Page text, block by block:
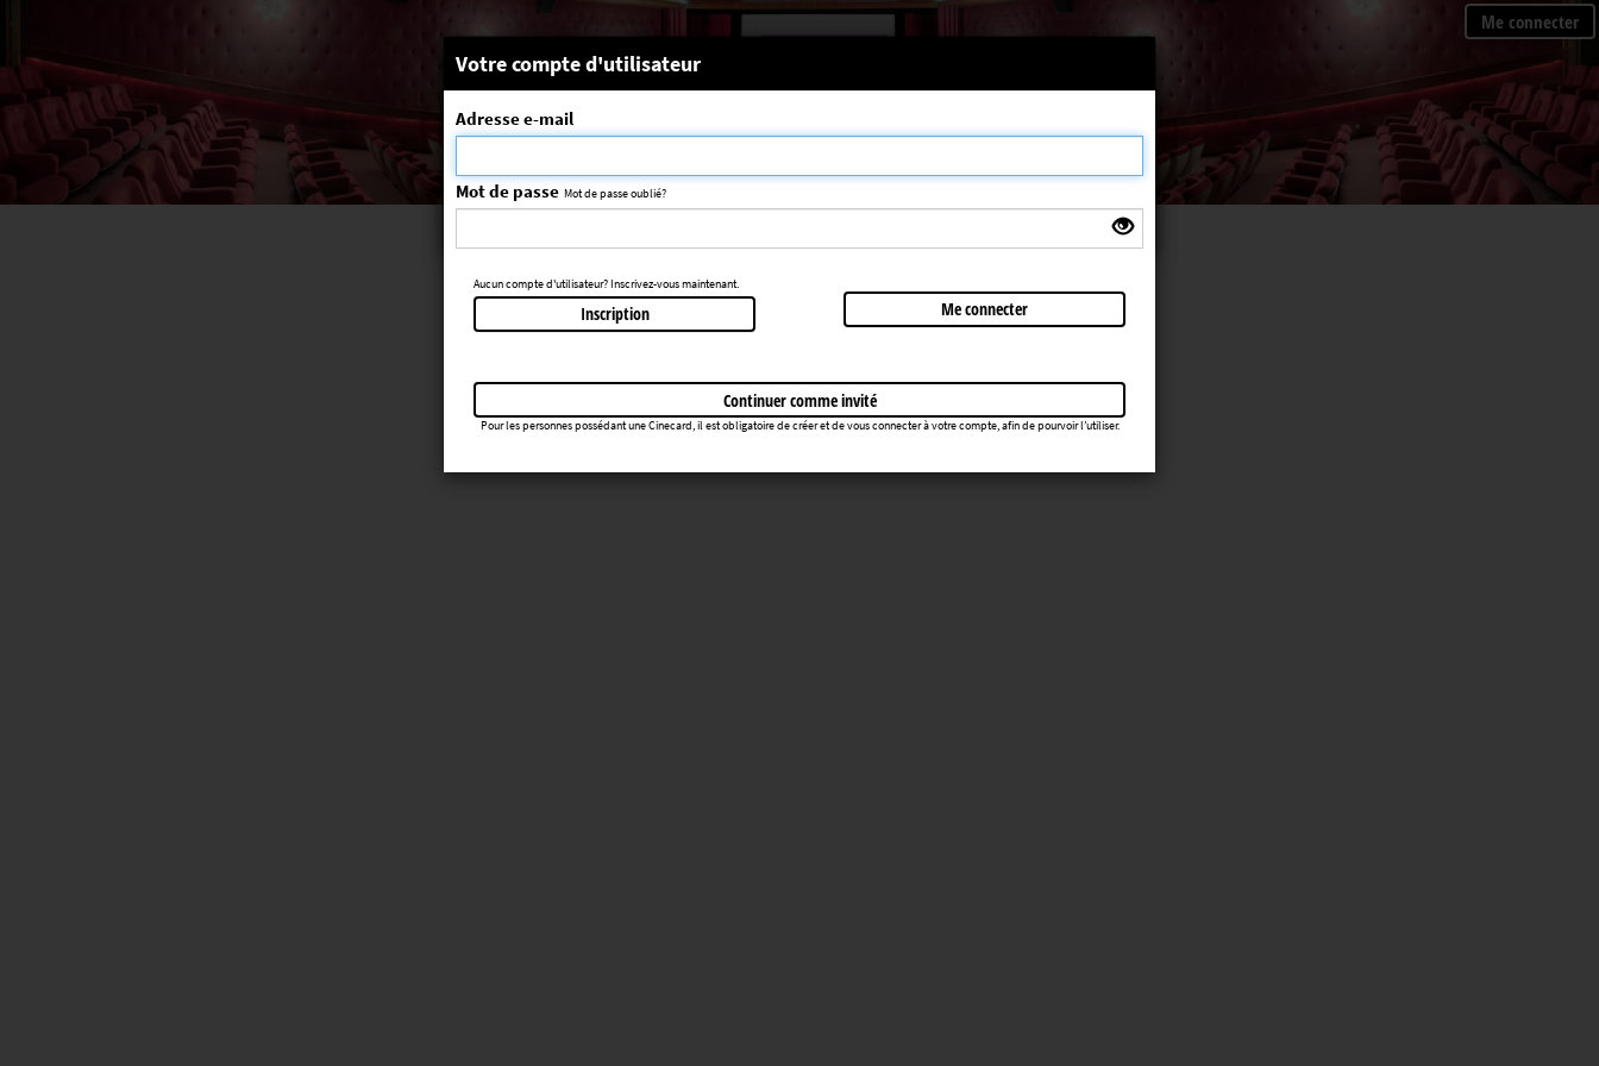
Me connecter
Message système
La séance choisie n'a pas été trouvée
Votre compte d'utilisateur
Adresse e-mail
Mot de passe Mot de passe oublié?
Aucun compte d'utilisateur? Inscrivez-vous maintenant.
Inscription Me connecter
Continuer comme invité
Pour les personnes possédant une Cinecard, il est obligatoire de créer et de vous connecter à votre compte, afin de pourvoir l’utiliser.